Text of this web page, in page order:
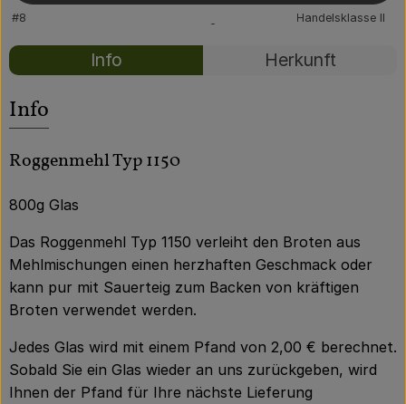
Über uns
Community
#80323 Handelsklasse II
Rezepte
Info Herkunft
Info
Roggenmehl Typ 1150
800g Glas
Das Roggenmehl Typ 1150 verleiht den Broten aus
Mehlmischungen einen herzhaften Geschmack oder
kann pur mit Sauerteig zum Backen von kräftigen
Broten verwendet werden.
Jedes Glas wird mit einem Pfand von 2,00 € berechnet.
Sobald Sie ein Glas wieder an uns zurückgeben, wird
Ihnen der Pfand für Ihre nächste Lieferung